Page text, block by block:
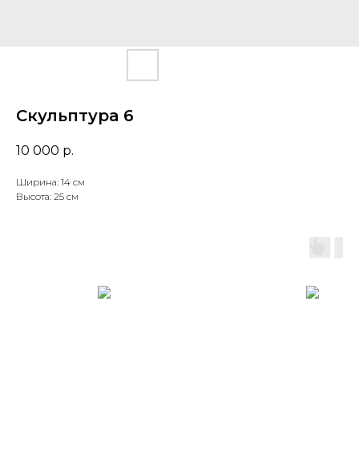
Скульптура 6
10 000 р.
Ширина: 14 см
Высота: 25 см